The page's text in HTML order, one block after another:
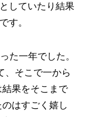
していたり結果
す。
た一年でした。
、そこで一から
結果をそこまで
はすごく嬉し